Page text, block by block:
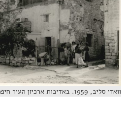
וואדי סליב, 1959. באדיבות ארכיון העיר חיפה